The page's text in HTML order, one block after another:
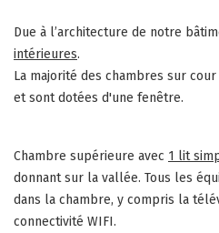
Due à l’architecture de notre
intérieures.
La majorité des chambres sur
et sont dotées d'une fenêtre.
Chambre supérieure avec 1 lit
donnant sur la vallée. Tous les
dans la chambre, y compris la
connectivité WIFI.